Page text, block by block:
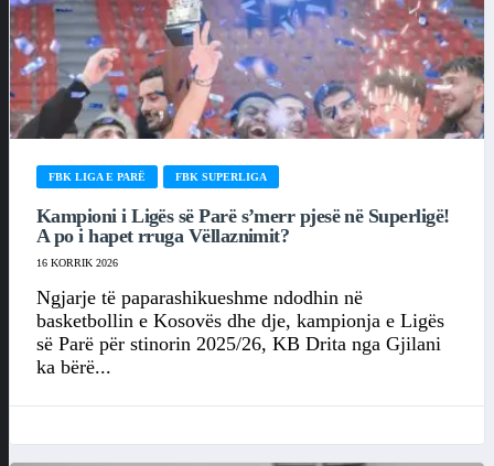
FBK LIGA E PARË FBK SUPERLIGA
Kampioni i Ligës së Parë s’merr pjesë në Superligë!
A po i hapet rruga Vëllaznimit?
16 KORRIK 2026
Ngjarje të paparashikueshme ndodhin në
basketbollin e Kosovës dhe dje, kampionja e Ligës
së Parë për stinorin 2025/26, KB Drita nga Gjilani
ka bërë...